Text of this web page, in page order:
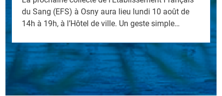
transmise de génération en génération, revient
cette année pour célébrer les récoltes et le savoir…